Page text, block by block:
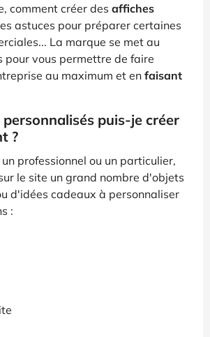
comment créer des affiches
astuces pour préparer certaines
La marque se met au
pour vous permettre de faire
au maximum et en faisant
puis-je créer
?
professionnel ou un particulier,
le site un grand nombre d'objets
d'idées cadeaux à personnaliser
: